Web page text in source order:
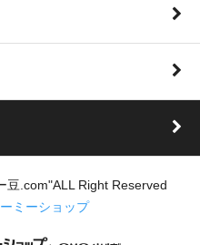
豆.com"ALL Right Reserved
ミーショップ